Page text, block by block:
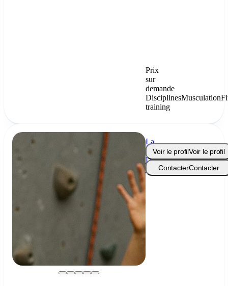
Prix
sur
demande
DisciplinesMusculation
training
La
Voie
Du
Coach
Voir le profilVoir le profil
ContacterContacter